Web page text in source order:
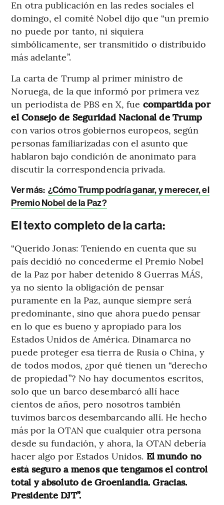
En otra publicación en las redes sociales el
domingo, el comité Nobel dijo que “un premio
no puede por tanto, ni siquiera
simbólicamente, ser transmitido o distribuido
más adelante”.
La carta de Trump al primer ministro de
Noruega, de la que informó por primera vez
un periodista de PBS en X, fue compartida por
el Consejo de Seguridad Nacional de Trump
con varios otros gobiernos europeos, según
personas familiarizadas con el asunto que
hablaron bajo condición de anonimato para
discutir la correspondencia privada.
Ver más: ¿Cómo Trump podría ganar, y merecer, el
Premio Nobel de la Paz?
El texto completo de la carta:
“Querido Jonas: Teniendo en cuenta que su
país decidió no concederme el Premio Nobel
de la Paz por haber detenido 8 Guerras MÁS,
ya no siento la obligación de pensar
puramente en la Paz, aunque siempre será
predominante, sino que ahora puedo pensar
en lo que es bueno y apropiado para los
Estados Unidos de América. Dinamarca no
puede proteger esa tierra de Rusia o China, y
de todos modos, ¿por qué tienen un “derecho
de propiedad”? No hay documentos escritos,
solo que un barco desembarcó allí hace
cientos de años, pero nosotros también
tuvimos barcos desembarcando allí. He hecho
más por la OTAN que cualquier otra persona
desde su fundación, y ahora, la OTAN debería
hacer algo por Estados Unidos. El mundo no
está seguro a menos que tengamos el control
total y absoluto de Groenlandia. Gracias.
Presidente DJT”.